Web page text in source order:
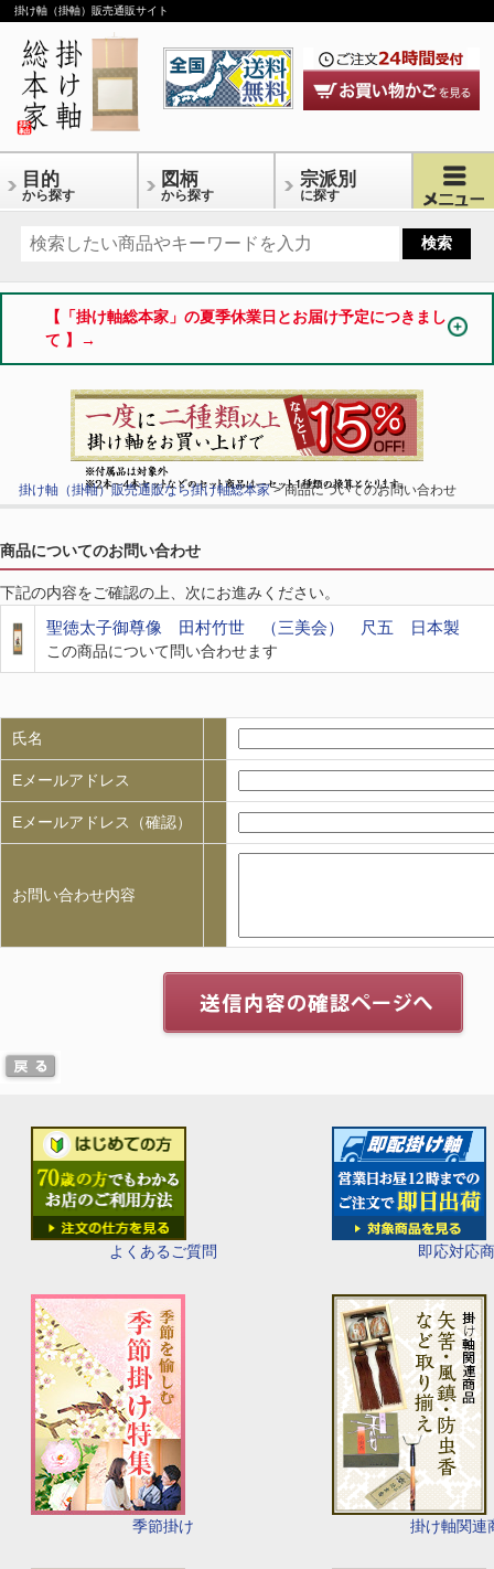
掛け軸（掛軸）販売通販サイト
目的
から探す
図柄
から探す
宗派別
に探す
【「掛け軸総本家」の夏季休業日とお届け予定につきまし
て 】→
よくあるご質問 即応対応
季節掛け 掛け軸関連
掛け軸（掛軸）販売通販なら掛け軸総本家> 商品についてのお問い合わせ
商品についてのお問い合わせ
下記の内容をご確認の上、次にお進みください。
聖徳太子御尊像 田村竹世 （三美会） 尺五 日本製
この商品について問い合わせます
氏名
Eメールアドレス
Eメールアドレス（確認）
お問い合わせ内容